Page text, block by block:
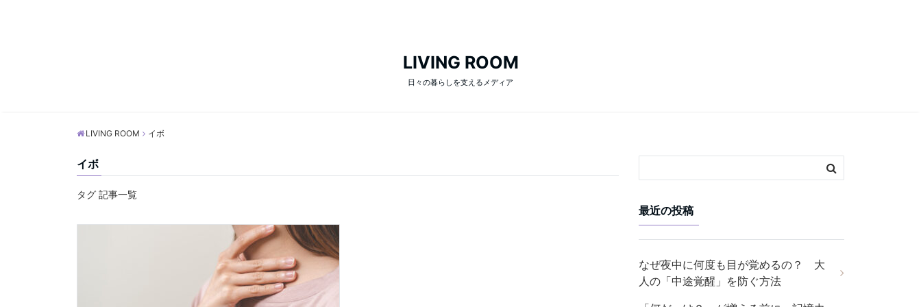
LIVING ROOM
日々の暮らしを支えるメディア
LIVING ROOM イボ
イボ
タグ 記事一覧
最近の投稿
なぜ夜中に何度も目が覚めるの？ 大
人の「中途覚醒」を防ぐ方法